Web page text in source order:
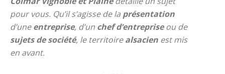
pour vous. Qu’il s’agisse de la présentation
d’uneentreprise, d’un chef d’entrepriseou de
sujets de société, le territoirealsacien est mis
en avant.